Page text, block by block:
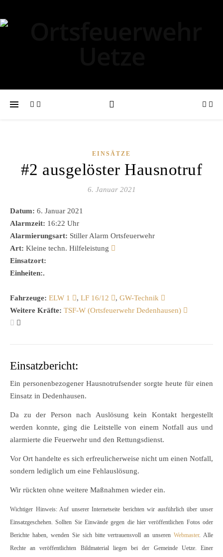
EINSÄTZE
#2 ausgelöster Hausnotruf
6. Januar 2021
Datum: 6. Januar 2021
Alarmzeit: 16:22 Uhr
Alarmierungsart: Stiller Alarm Ortsfeuerwehr
Art: Kleine techn. Hilfeleistung
Einsatzort:
Einheiten:.
Fahrzeuge: ELW 1 , LF 16/12 , GW-Technik
Weitere Kräfte: TSF-W (Ortsfeuerwehr Dedenhausen)
Einsatzbericht:
Ein personenbezogener Hausnotrufsender sorgte heute für einen
Einsatz in Dedenhausen.
Da zu der Person nach Auslösung kein Kontakt hergestellt
werden konnte, ging die Leitstelle von einem Notfall aus und
alarmierte die Feuerwehr und den Rettungsdienst.
Vor Ort handelte es sich erfreulicherweise nicht um einen Notfall,
sondern lediglich um eine Fehlauslösung.
Wir rückten ohne weitere Maßnahmen wieder ein.
Wichtiger Hinweis: Auf unserer Internetseite berichten wir ausführlich über unser
Einsatzgeschehen. Sollten Sie Einwände gegen die hier veröffentlichen Fotos oder
Berichte haben, wenden Sie sich bitte vertrauensvoll an unserenWebmaster. Alle
Rechte an veröffentlichten Bildmaterial liegen bei der Gemeinde Uetze. Einer